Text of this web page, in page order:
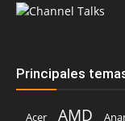
Principales
Acer AMD